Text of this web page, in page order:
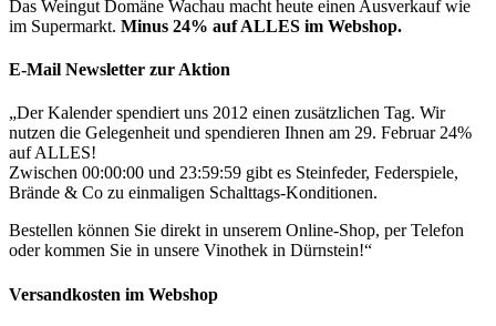
Das Weingut Domäne Wachau macht heute einen Ausverkauf wie
im Supermarkt. Minus 24% auf ALLES im Webshop.
E-Mail Newsletter zur Aktion
„Der Kalender spendiert uns 2012 einen zusätzlichen Tag. Wir
nutzen die Gelegenheit und spendieren Ihnen am 29. Februar 24%
auf ALLES!
Zwischen 00:00:00 und 23:59:59 gibt es Steinfeder, Federspiele,
Brände & Co zu einmaligen Schalttags-Konditionen.
Bestellen können Sie direkt in unserem Online-Shop, per Telefon
oder kommen Sie in unsere Vinothek in Dürnstein!“
Versandkosten im Webshop